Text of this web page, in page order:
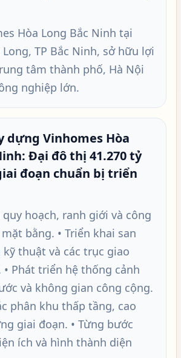
Hòa Long Bắc Ninh tại
TP Bắc Ninh, sở hữu lợi
tâm thành phố, Hà Nội
nghiệp lớn.
dựng Vinhomes Hòa
Đại đô thị 41.270 tỷ
đoạn chuẩn bị triển
quy hoạch, ranh giới và công
bằng. • Triển khai san
kỹ thuật và các trục giao
Phát triển hệ thống cảnh
và không gian công cộng.
phân khu thấp tầng, cao
giai đoạn. • Từng bước
ích và hình thành diện